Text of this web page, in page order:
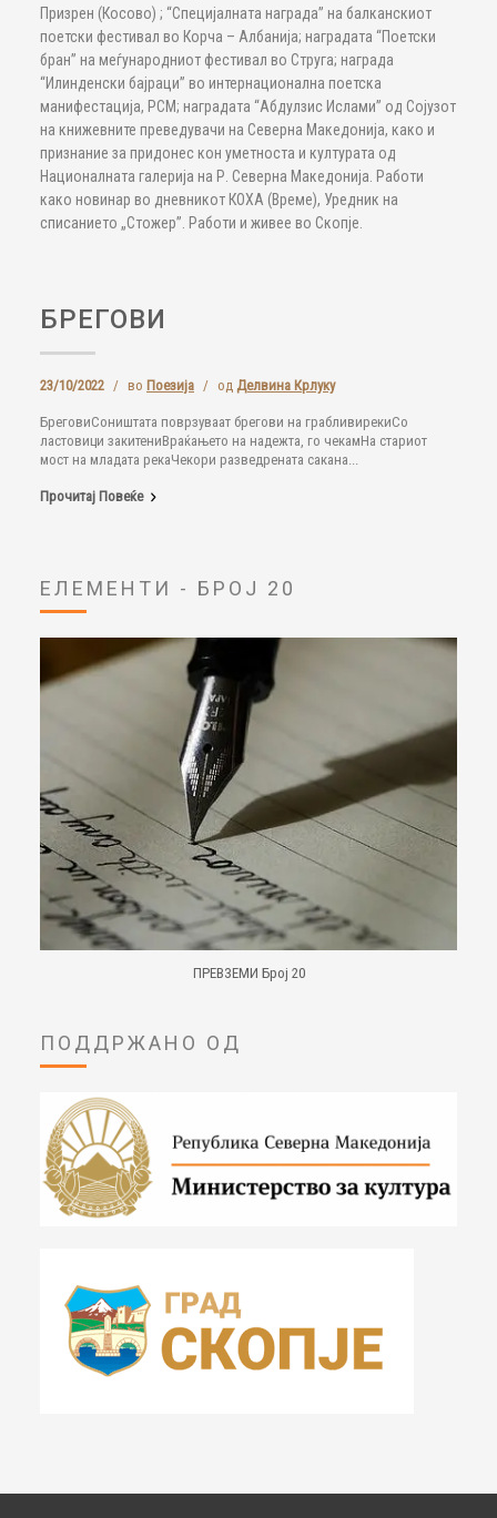
Призрен (Косово) ; “Специјалната награда” на балканскиот
поетски фестивал во Корча – Албанија; наградата “Поетски
бран” на меѓународниот фестивал во Струга; награда
“Илинденски бајраци” во интернационална поетска
манифестација, РСМ; наградата “Абдулзис Ислами” од Сојузот
на книжевните преведувачи на Северна Македонија, како и
признание за придонес кон уметноста и културата од
Националната галерија на Р. Северна Македонија. Работи
како новинар во дневникот КОХА (Време), Уредник на
списанието „Стожер”. Работи и живее во Скопје.
БРЕГОВИ
23/10/2022 / во Поезија / од Делвина Крлуку
БреговиСоништата поврзуваат брегови на грабливирекиСо
ластовици закитениВраќањето на надежта, го чекамНа стариот
мост на младата рекаЧекори разведрената сакана...
Прочитај Повеќе
ЕЛЕМЕНТИ - БРОЈ 20
ПРЕВЗЕМИ Број 20
ПОДДРЖАНО ОД